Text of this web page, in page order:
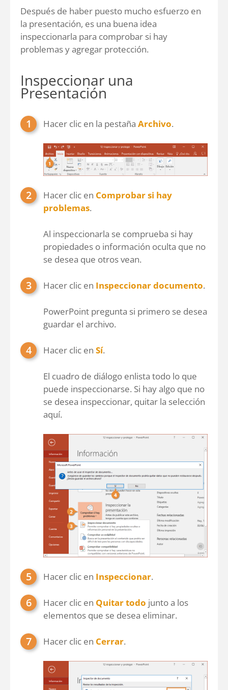
Después de haber puesto mucho esfuerzo en
la presentación, es una buena idea
inspeccionarla para comprobar si hay
problemas y agregar protección.
Inspeccionar una
Presentación
Hacer clic en la pestaña Archivo.
Hacer clic en Comprobar si hay
problemas.
Al inspeccionarla se comprueba si hay
propiedades o información oculta que no
se desea que otros vean.
Hacer clic en Inspeccionar documento.
PowerPoint pregunta si primero se desea
guardar el archivo.
Hacer clic en Sí.
El cuadro de diálogo enlista todo lo que
puede inspeccionarse. Si hay algo que no
se desea inspeccionar, quitar la selección
aquí.
Hacer clic en Inspeccionar.
Hacer clic en Quitar todo junto a los
elementos que se desea eliminar.
Hacer clic en Cerrar.